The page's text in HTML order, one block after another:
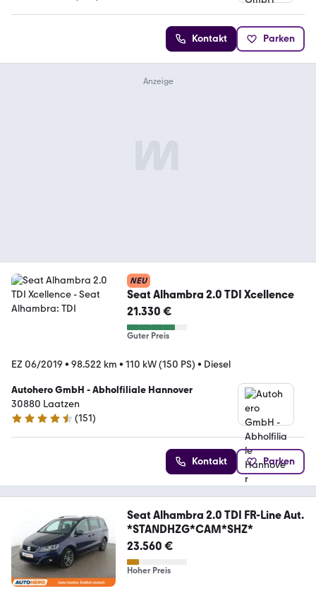
Kontakt Parken
NEU
Seat Alhambra 2.0 TDI Xcellence
21.330 €
Guter Preis
EZ 06/2019 • 98.522 km • 110 kW (150 PS) • Diesel
Autohero GmbH - Abholfiliale Hannover
30880 Laatzen
4.7 Sterne
(151)
Kontakt Parken
Seat Alhambra 2.0 TDI FR-Line Aut.
*STANDHZG*CAM*SHZ*
23.560 €
Hoher Preis